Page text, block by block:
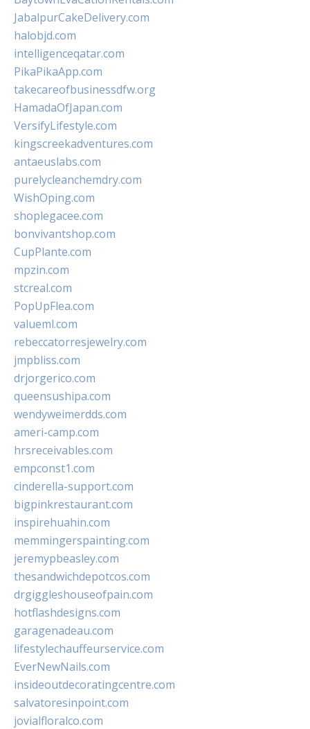
JabalpurCakeDelivery.com
halobjd.com
intelligenceqatar.com
PikaPikaApp.com
takecareofbusinessdfw.org
HamadaOfJapan.com
VersifyLifestyle.com
kingscreekadventures.com
antaeuslabs.com
purelycleanchemdry.com
WishOping.com
shoplegacee.com
bonvivantshop.com
CupPlante.com
mpzin.com
stcreal.com
PopUpFlea.com
valueml.com
rebeccatorresjewelry.com
jmpbliss.com
drjorgerico.com
queensushipa.com
wendyweimerdds.com
ameri-camp.com
hrsreceivables.com
empconst1.com
cinderella-support.com
bigpinkrestaurant.com
inspirehuahin.com
memmingerspainting.com
jeremypbeasley.com
thesandwichdepotcos.com
drgiggleshouseofpain.com
hotflashdesigns.com
garagenadeau.com
lifestylechauffeurservice.com
EverNewNails.com
insideoutdecoratingcentre.com
salvatoresinpoint.com
jovialfloralco.com